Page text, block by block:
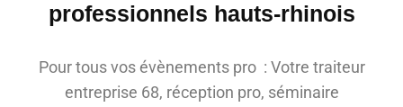
professionnels hauts-rhinois
Pour tous vos évènements pro : Votre traiteur
entreprise 68, réception pro, séminaire